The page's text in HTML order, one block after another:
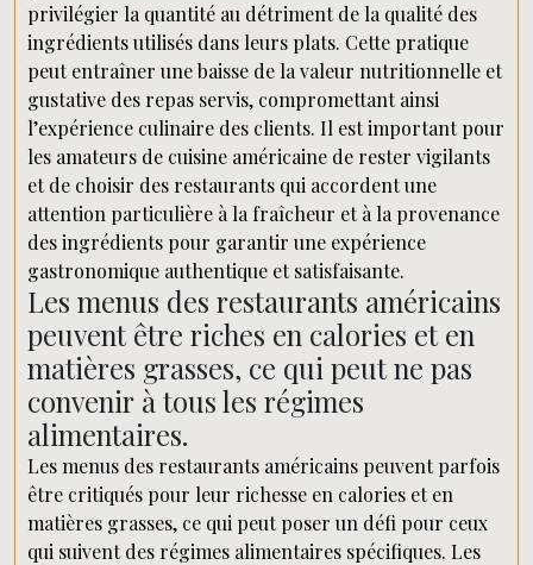
privilégier la quantité au détriment de la qualité des
ingrédients utilisés dans leurs plats. Cette pratique
peut entraîner une baisse de la valeur nutritionnelle et
gustative des repas servis, compromettant ainsi
l’expérience culinaire des clients. Il est important pour
les amateurs de cuisine américaine de rester vigilants
et de choisir des restaurants qui accordent une
attention particulière à la fraîcheur et à la provenance
des ingrédients pour garantir une expérience
gastronomique authentique et satisfaisante.
Les menus des restaurants américains
peuvent être riches en calories et en
matières grasses, ce qui peut ne pas
convenir à tous les régimes
alimentaires.
Les menus des restaurants américains peuvent parfois
être critiqués pour leur richesse en calories et en
matières grasses, ce qui peut poser un défi pour ceux
qui suivent des régimes alimentaires spécifiques. Les